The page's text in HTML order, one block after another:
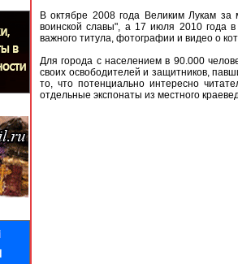
В октябре 2008 года Великим Лукам за
воинской славы", а 17 июля 2010 года в
важного титула, фотографии и видео о
Для города с населением в 90.000
своих освободителей и защитников,
то, что потенциально интересно
отдельные экспонаты из местного